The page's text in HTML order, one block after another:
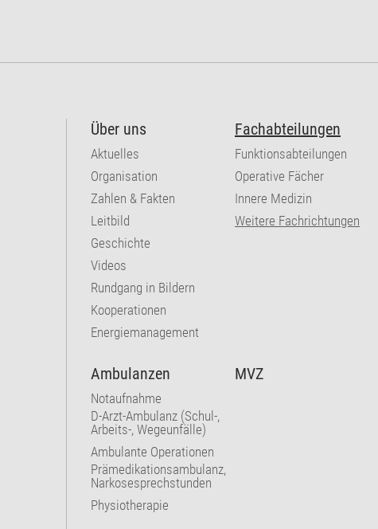
Über uns
Aktuelles
Organisation
Zahlen & Fakten
Leitbild
Geschichte
Videos
Rundgang in Bildern
Kooperationen
Energiemanagement
Fachabteilungen
Funktionsabteilungen
Operative Fächer
Innere Medizin
Weitere Fachrichtungen
Ambulanzen
Notaufnahme
D-Arzt-Ambulanz (Schul-,
Arbeits-, Wegeunfälle)
Ambulante Operationen
Prämedikationsambulanz,
Narkosesprechstunden
Physiotherapie
MVZ